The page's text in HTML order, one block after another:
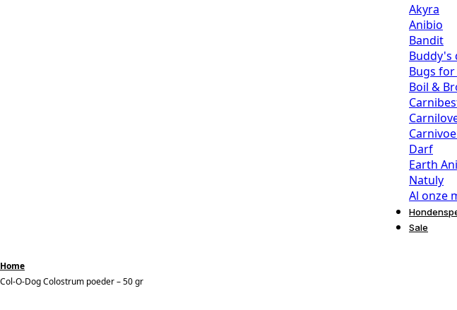
Akyra
Anibio
Bandit
Buddy's
Bugs for
Boil &
Darf
Earth
Natuly
Al onze
Sale
Home
Col-O-Dog Colostrum poeder – 50 gr